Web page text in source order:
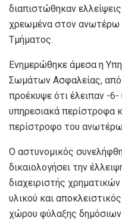
διαπιστώθηκαν
χρεωμένα στον ανωτέρω
Τμήματος.
Ενημερώθηκε άμεσα η
Σωμάτων Ασφαλείας, από
προέκυψε ότι έλειπαν -
υπηρεσιακά περίστροφα
περίστροφο του
Ο αστυνομικός
δικαιολογήσει την
διαχειριστής
υλικού και
χώρου φύλαξης